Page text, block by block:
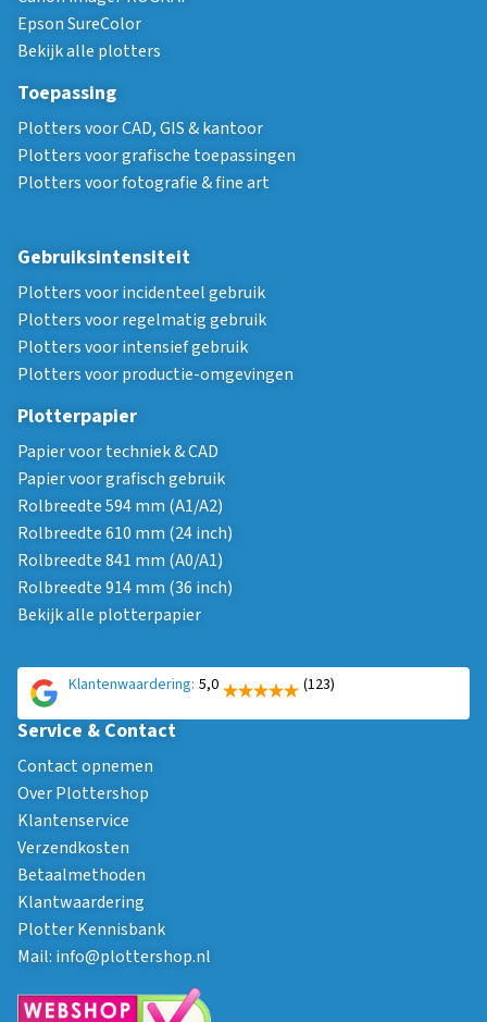
Epson SureColor
Bekijk alle plotters
Toepassing
Plotters voor CAD, GIS & kantoor
Plotters voor grafische toepassingen
Plotters voor fotografie & fine art
Gebruiksintensiteit
Plotters voor incidenteel gebruik
Plotters voor regelmatig gebruik
Plotters voor intensief gebruik
Plotters voor productie-omgevingen
Plotterpapier
Papier voor techniek & CAD
Papier voor grafisch gebruik
Rolbreedte 594 mm (A1/A2)
Rolbreedte 610 mm (24 inch)
Rolbreedte 841 mm (A0/A1)
Rolbreedte 914 mm (36 inch)
Bekijk alle plotterpapier
Klantenwaardering: 5,0 (123)
Service & Contact
Contact opnemen
Over Plottershop
Klantenservice
Verzendkosten
Betaalmethoden
Klantwaardering
Plotter Kennisbank
Mail: info@plottershop.nl